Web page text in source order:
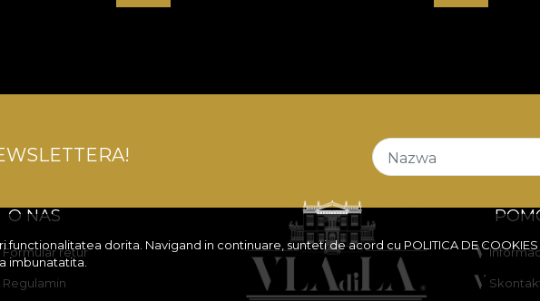
functionalitatea dorita. Navigand in continuare, sunteti de acord cu POLITICA DE COOKIES
imbunatatita.
Nazwa
O NAS
Formular retur
Regulamin